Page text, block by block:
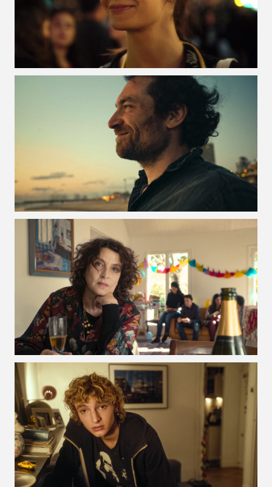
VOIR LA PHOTO EN GRAND FORMAT
VOIR LA PHOTO EN GRAND FORMAT
VOIR LA PHOTO EN GRAND FORMAT
VOIR LA PHOTO EN GRAND FORMAT